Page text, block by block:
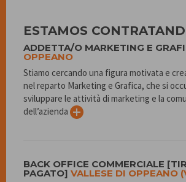
ESTAMOS
ADDETTA/O MARKETING E
OPPEANO
Stiamo cercando una figura motivata e
nel reparto Marketing e Grafica, che si
sviluppare le attività di marketing e la
dell’azienda
BACK OFFICE COMMERCIALE
PAGATO] VALLESE DI OPPEANO